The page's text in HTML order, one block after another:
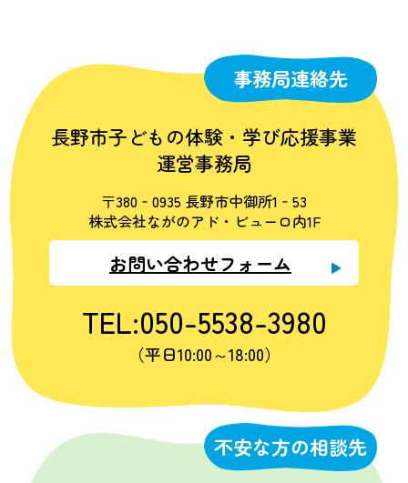
事務局連絡先
長野市子どもの体験・学び応援事業
運営事務局
〒380‐0935 長野市中御所1‐53
株式会社ながのアド・ビューロ内1F
お問い合わせフォーム
TEL:050-5538-3980
（平日10:00～18:00）
不安な方の相談先